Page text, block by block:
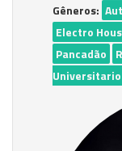
Gêneros:
Electro
Pancadão
Universitario